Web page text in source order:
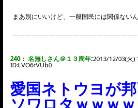
まあ別にいいけど、一般国民には関係ない
240 ： 名無しさん＠１３周年:2013/12/03(火)
ID:LVO6rVUb0
愛国ネトウヨが
ソワロタｗｗｗ